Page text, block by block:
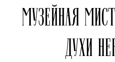
МУЗЕЙНАЯ
ДУХИ